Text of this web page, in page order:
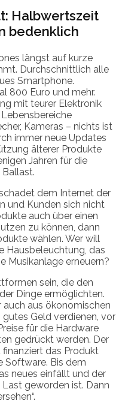
Halbwertszeit
bedenklich
längst auf kurze
Durchschnittlich alle
Smartphone.
800 Euro und mehr.
mit teurer Elektronik
Kameras – nichts ist
immer neue Updates
älterer Produkte
Jahren für die
dem Internet der
und Kunden sich nicht
auch über einen
zu können, dann
wählen. Wer will
Hausbeleuchtung, das
Musikanlage erneuern?
sein, die den
Dinge ermöglichten.
auch aus ökonomischen
Geld verdienen, vor
für die Hardware
gedrückt werden. Der
das Produkt
Software. Bis dem
neues einfällt und der
geworden ist. Dann